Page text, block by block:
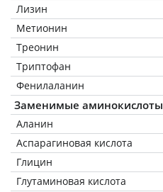
Лизин
Метионин
Треонин
Триптофан
Фенилаланин
Заменимые аминокислоты
Аланин
Аспарагиновая кислота
Глицин
Глутаминовая кислота